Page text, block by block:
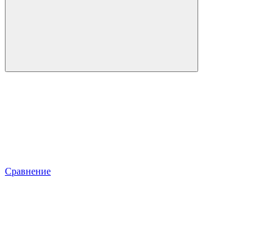
Сравнение